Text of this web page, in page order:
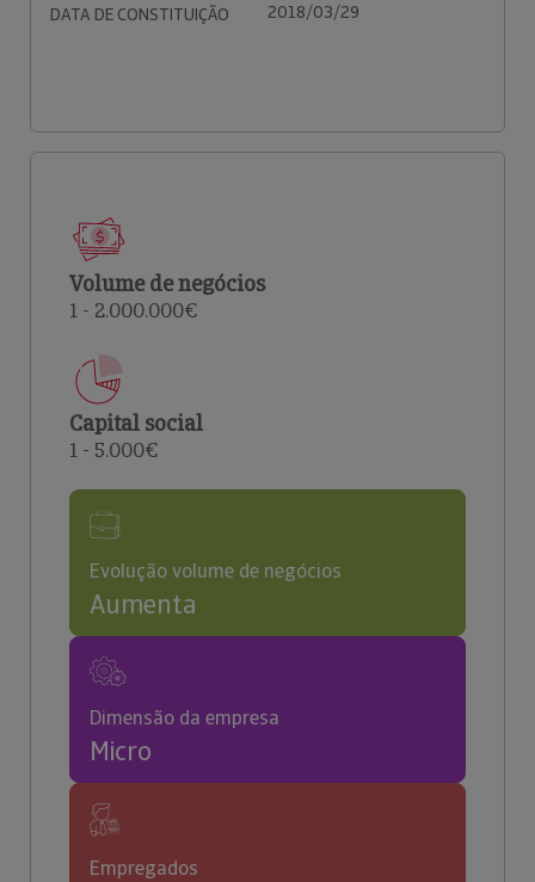
DATA DE CONSTITUIÇÃO 2018/03/29
Volume de negócios
1 - 2.000.000€
Capital social
1 - 5.000€
Evolução volume de negócios
Aumenta
Dimensão da empresa
Micro
Empregados